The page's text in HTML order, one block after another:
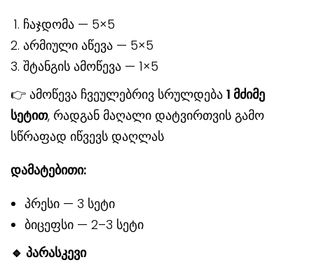
ჩაჯდომა — 5×5
არმიული აწევა — 5×5
შტანგის ამოწევა — 1×5
👉 ამოწევა ჩვეულებრივ სრულდება 1 მძიმე
სეტით, რადგან მაღალი დატვირთვის გამო
სწრაფად იწვევს დაღლას
დამატებითი:
პრესი — 3 სეტი
ბიცეფსი — 2–3 სეტი
🔹 პარასკევი